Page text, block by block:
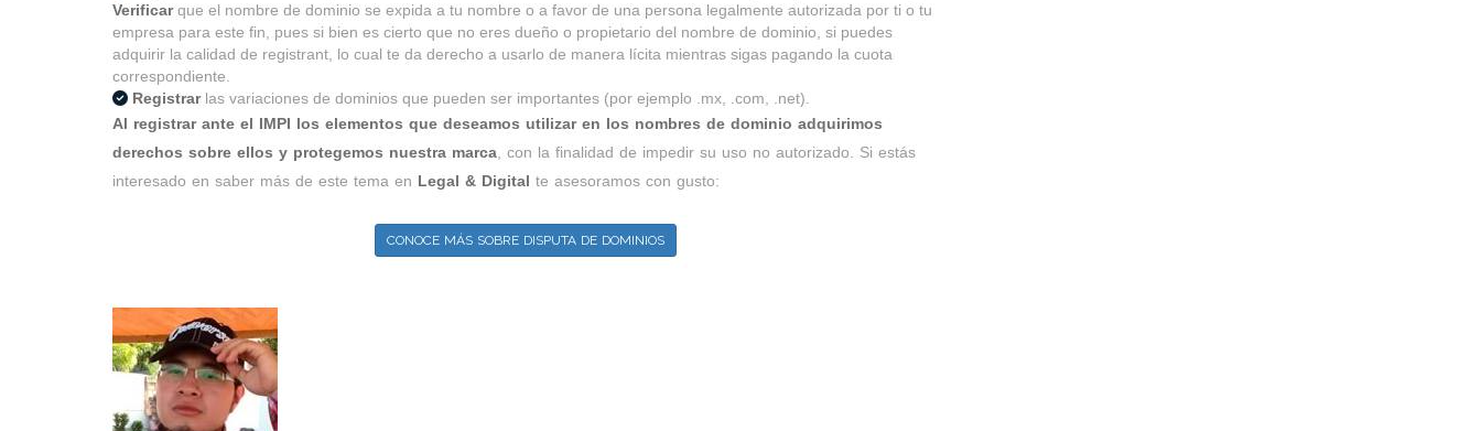
Verificarque el nombre de dominio se expida a tu nombre o a favor de una persona legalmente autorizada por ti o tu
empresa para este fin, pues si bien es cierto que no eres dueño o propietario del nombre de dominio, si puedes
adquirir la calidad de registrant, lo cual te da derecho a usarlo de manera lícita mientras sigas pagando la cuota
correspondiente.
Registrarlas variaciones de dominios que pueden ser importantes (por ejemplo .mx, .com, .net).
Al registrar ante el IMPI los elementos que deseamos utilizar en los nombres de dominio adquirimos
derechos sobre ellos y protegemos nuestra marca, con la finalidad de impedir su uso no autorizado. Si estás
interesado en saber más de este tema en Legal & Digital te asesoramos con gusto:
CONOCE MÁS SOBRE DISPUTA DE DOMINIOS